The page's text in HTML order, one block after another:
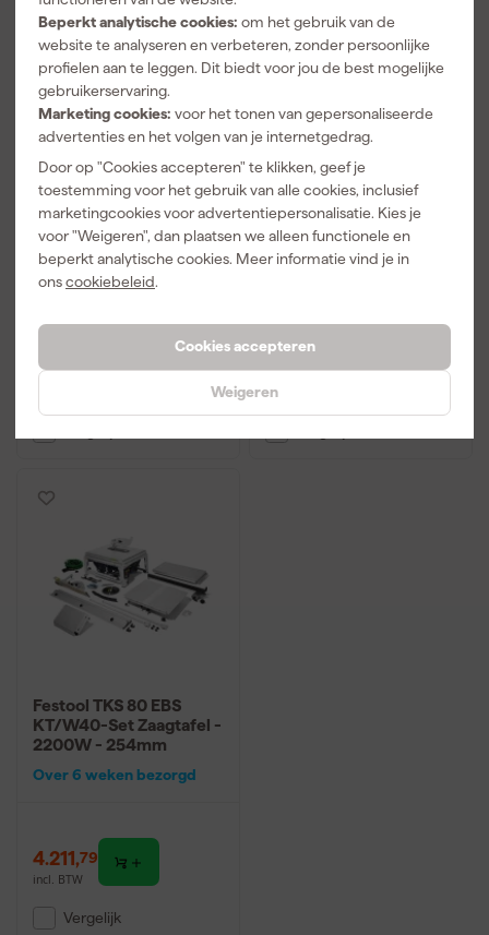
Beperkt analytische cookies: om het gebruik van de
website te analyseren en verbeteren, zonder persoonlijke
profielen aan te leggen. Dit biedt voor jou de best mogelijke
gebruikerservaring.
Marketing cookies: voor het tonen van gepersonaliseerde
advertenties en het volgen van je internetgedrag.
Door op "Cookies accepteren" te klikken, geef je
toestemming voor het gebruik van alle cookies, inclusief
marketingcookies voor advertentiepersonalisatie. Kies je
voor "Weigeren", dan plaatsen we alleen functionele en
beperkt analytische cookies. Meer informatie vind je in
onscookiebeleid.
Cookies accepteren
Weigeren
Festool TKS 80 EBS-Set
Zaagtafel - 2200W -
254mm
Over 6 weken bezorgd
4.025,12
Festool TKS 80 EBS ST
840-Set Tafelcirkelzaag
5.144,01
incl. BTW
Festool TKS 80 EBS
KT/W40-Set Zaagtafel -
2200W - 254mm
Over 6 weken bezorgd
4.211,79
incl. BTW
Vergelijk